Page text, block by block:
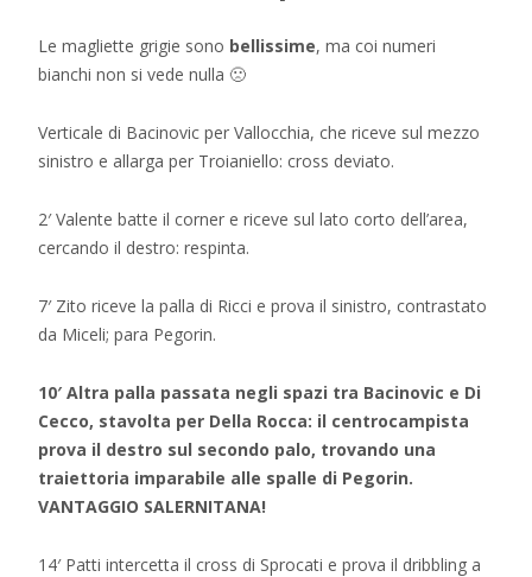
Le magliette grigie sono bellissime, ma coi numeri
bianchi non si vede nulla 🙁
Verticale di Bacinovic per Vallocchia, che riceve sul mezzo
sinistro e allarga per Troianiello: cross deviato.
2′ Valente batte il corner e riceve sul lato corto dell’area,
cercando il destro: respinta.
7′ Zito riceve la palla di Ricci e prova il sinistro, contrastato
da Miceli; para Pegorin.
10′ Altra palla passata negli spazi tra Bacinovic e Di
Cecco, stavolta per Della Rocca: il centrocampista
prova il destro sul secondo palo, trovando una
traiettoria imparabile alle spalle di Pegorin.
VANTAGGIO SALERNITANA!
14′ Patti intercetta il cross di Sprocati e prova il dribbling a